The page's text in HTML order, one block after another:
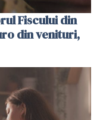
Fiscului din
din venituri,